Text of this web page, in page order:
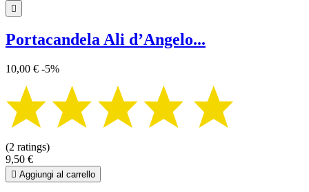

Portacandela Ali d’Angelo...
10,00 € -5%
(2 ratings)
9,50 €
 Aggiungi al carrello